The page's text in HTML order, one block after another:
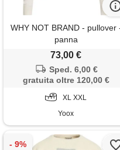
WHY NOT BRAND - pullover
panna
73,00 €
Sped. 6,00 €
gratuita oltre 120,00 €
XL XXL
Yoox